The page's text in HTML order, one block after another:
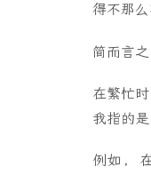
得不那
简而言
在繁忙
我指的
例如，